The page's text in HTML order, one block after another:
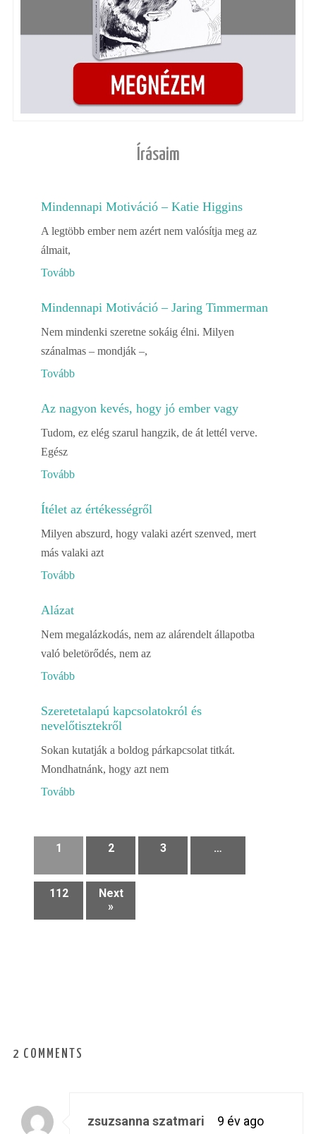
Írásaim
Mindennapi Motiváció – Katie Higgins
A legtöbb ember nem azért nem valósítja meg az
álmait,
Tovább
Mindennapi Motiváció – Jaring Timmerman
Nem mindenki szeretne sokáig élni. Milyen
szánalmas – mondják –,
Tovább
Az nagyon kevés, hogy jó ember vagy
Tudom, ez elég szarul hangzik, de át lettél verve.
Egész
Tovább
Ítélet az értékességről
Milyen abszurd, hogy valaki azért szenved, mert
más valaki azt
Tovább
Alázat
Nem megalázkodás, nem az alárendelt állapotba
való beletörődés, nem az
Tovább
Szeretetalapú kapcsolatokról és
nevelőtisztekről
Sokan kutatják a boldog párkapcsolat titkát.
Mondhatnánk, hogy azt nem
Tovább
1 2 3 …
112
Next
»
2 COMMENTS
zsuzsanna szatmari 9 év ago